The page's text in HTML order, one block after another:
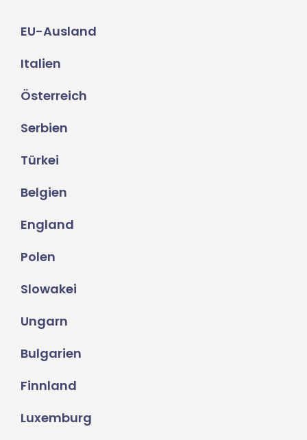
EU-Ausland
Italien
Österreich
Serbien
Türkei
Belgien
England
Polen
Slowakei
Ungarn
Bulgarien
Finnland
Luxemburg